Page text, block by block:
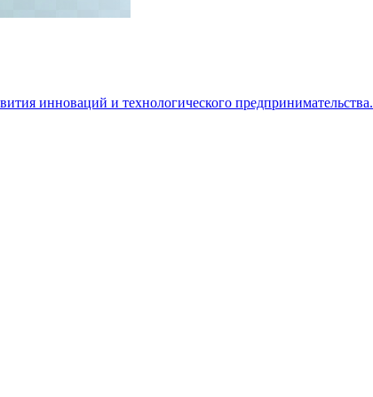
инноваций и технологического предпринимательства.